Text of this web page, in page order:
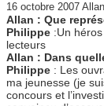
16 octobre 2007 Allan
Allan : Que
Philippe :Un
lecteurs
Allan : Dans
Philippe : Les
ma jeunesse (je
concours et